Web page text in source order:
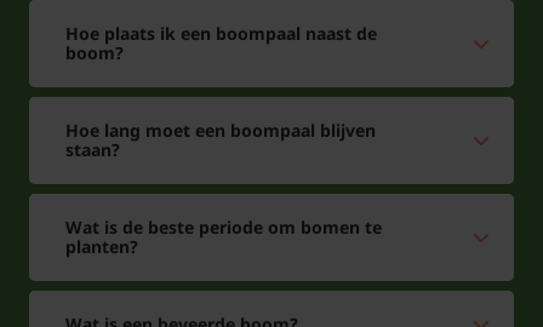
Hoe plaats ik een boompaal naast de
boom?
Hoe lang moet een boompaal blijven
staan?
Wat is de beste periode om bomen te
planten?